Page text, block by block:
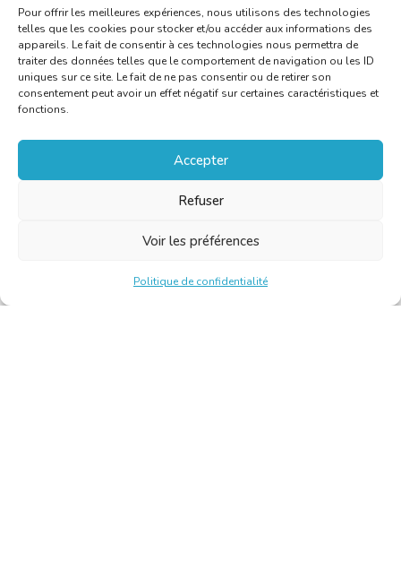
Pour offrir les meilleures expériences, nous utilisons des technologies
telles que les cookies pour stocker et/ou accéder aux informations des
appareils. Le fait de consentir à ces technologies nous permettra de
traiter des données telles que le comportement de navigation ou les ID
uniques sur ce site. Le fait de ne pas consentir ou de retirer son
consentement peut avoir un effet négatif sur certaines caractéristiques et
fonctions.
Accepter
Refuser
Voir les préférences
Politique de confidentialité